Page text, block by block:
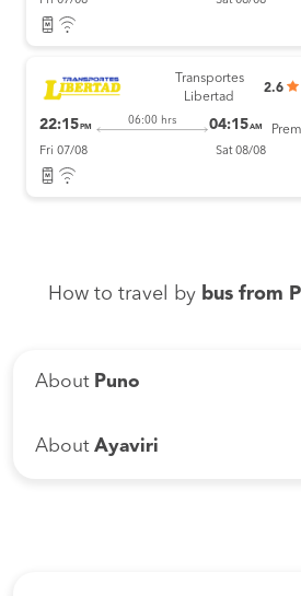
Transportes
Libertad
2.6
22:15 PM
06:00 hrs 04:15AM
Fri 07/08 Sat 08/08
How to travel by bus from
About Puno
About Ayaviri